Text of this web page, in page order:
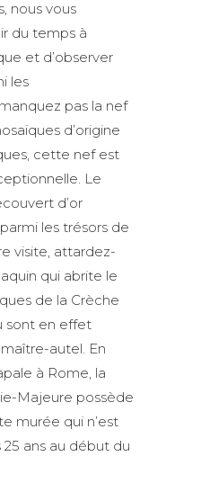
nous vous
du temps à
et d’observer
les
pas la nef
d’origine
cette nef est
Le
d’or
les trésors de
visite, attardez-
qui abrite le
de la Crèche
sont en effet
autel. En
à Rome, la
Majeure possède
murée qui n’est
ans au début du